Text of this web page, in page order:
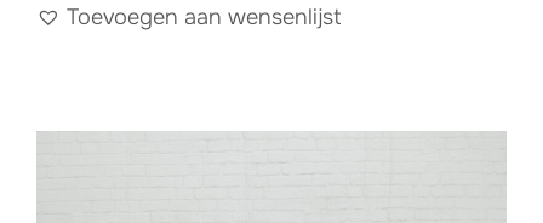
Toevoegen aan wensenlijst